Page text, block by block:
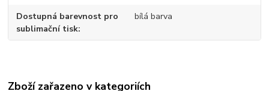
Dostupná barevnost pro
sublimační tisk
bílá barva
Zboží zařazeno v kategoriích